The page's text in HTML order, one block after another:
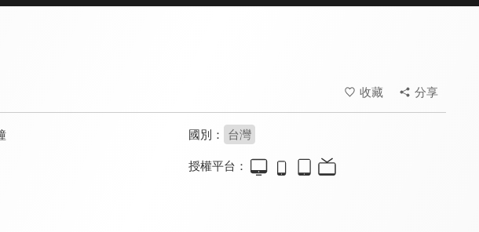
收藏 分享
國別： 台灣
授權平台：